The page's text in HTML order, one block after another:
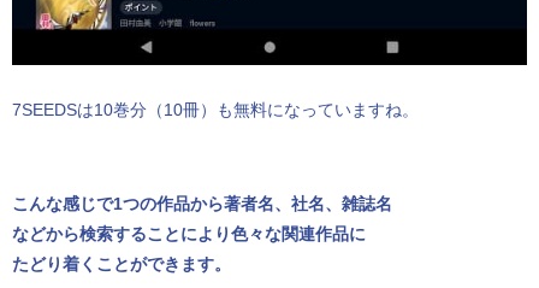
7SEEDSは10巻分（10冊）も無料になっていますね。
こんな感じで1つの作品から著者名、社名、雑誌名
などから検索することにより色々な関連作品に
たどり着くことができます。